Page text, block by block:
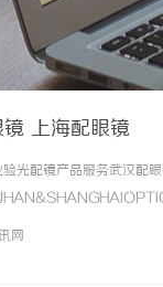
上海配眼镜
光配镜产品服务武汉配
汉与上海设有4家门店。
网